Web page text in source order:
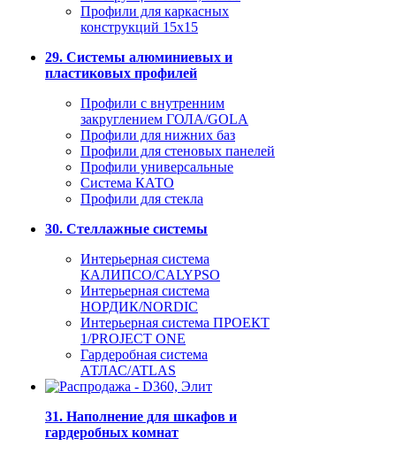
Профили для каркасных
конструкций 15х15
29. Системы алюминиевых и
пластиковых профилей
Профили с внутренним
закруглением ГОЛА/GOLA
Профили для нижних баз
Профили для стеновых панелей
Профили универсальные
Система КАТО
Профили для стекла
30. Стеллажные системы
Интерьерная система
КАЛИПСО/CALYPSO
Интерьерная система
НОРДИК/NORDIC
Интерьерная система ПРОЕКТ
1/PROJECT ONE
Гардеробная система
АТЛАС/ATLAS
31. Наполнение для шкафов и
гардеробных комнат